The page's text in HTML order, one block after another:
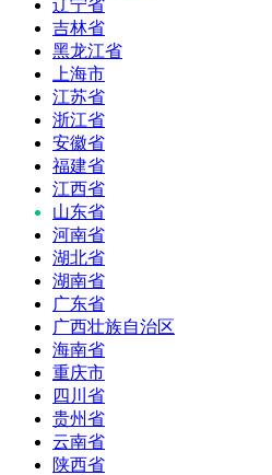
辽宁省
吉林省
黑龙江省
上海市
江苏省
浙江省
安徽省
福建省
江西省
山东省
河南省
湖北省
湖南省
广东省
广西壮族自治区
海南省
重庆市
四川省
贵州省
云南省
陕西省